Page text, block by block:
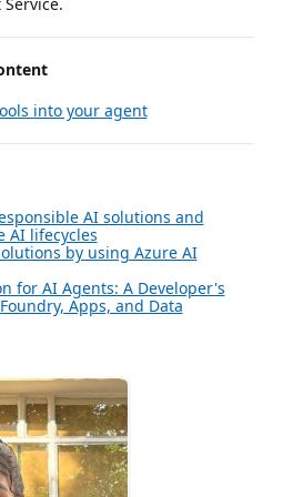
into your agent
AI solutions and
AI lifecycles
by using Azure AI
for AI Agents: A Developer's
Apps, and Data